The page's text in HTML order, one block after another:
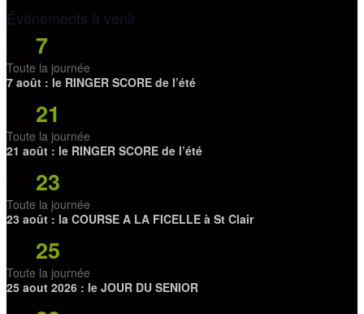
Évènements à venir
7
Toute la journée
7 août : le RINGER SCORE de l’été
21
Toute la journée
21 août : le RINGER SCORE de l’été
23
Toute la journée
23 août : la COURSE A LA FICELLE à St Clair
25
Toute la journée
25 aout 2026 : le JOUR DU SENIOR